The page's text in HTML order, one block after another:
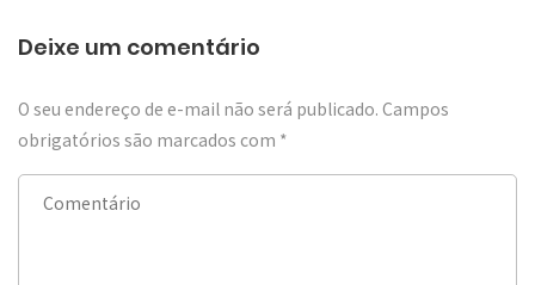
Deixe um comentário
O seu endereço de e-mail não será publicado. Campos
obrigatórios são marcados com *